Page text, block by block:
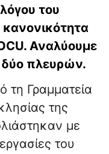
του
Αναλύουμε
δύο πλευρών.
τη Γραμματεία
της
με
του